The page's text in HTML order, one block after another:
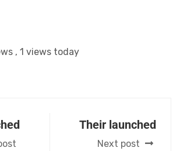
, 1 views today
Their launched
Next post